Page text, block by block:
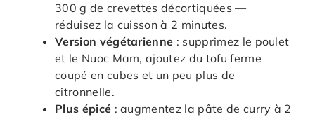
300 g de crevettes décortiquées —
réduisez la cuisson à 2 minutes.
Version végétarienne : supprimez le poulet
et le Nuoc Mam, ajoutez du tofu ferme
coupé en cubes et un peu plus de
citronnelle.
Plus épicé : augmentez la pâte de curry à 2